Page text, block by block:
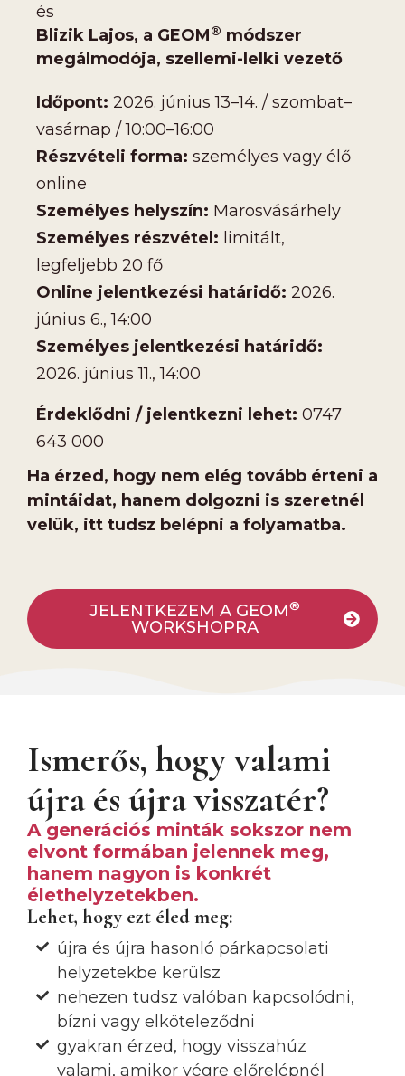
JELENTKEZEM A GEOM®
WORKSHOPRA
és
Blizik Lajos, a GEOM® módszer
megálmodója, szellemi-lelki vezető
Időpont: 2026. június 13–14. / szombat–
vasárnap / 10:00–16:00
Részvételi forma: személyes vagy élő
online
Személyes helyszín: Marosvásárhely
Személyes részvétel: limitált,
legfeljebb 20 fő
Online jelentkezési határidő: 2026.
június 6., 14:00
Személyes jelentkezési határidő:
2026. június 11., 14:00
Érdeklődni / jelentkezni lehet: 0747
643 000
Ha érzed, hogy nem elég tovább érteni a
mintáidat, hanem dolgozni is szeretnél
velük, itt tudsz belépni a folyamatba.
Ismerős, hogy valami
újra és újra visszatér?
A generációs minták sokszor nem
elvont formában jelennek meg,
hanem nagyon is konkrét
élethelyzetekben.
Lehet, hogy ezt éled meg:
újra és újra hasonló párkapcsolati
helyzetekbe kerülsz
nehezen tudsz valóban kapcsolódni,
bízni vagy elköteleződni
gyakran érzed, hogy visszahúz
valami, amikor végre előrelépnél